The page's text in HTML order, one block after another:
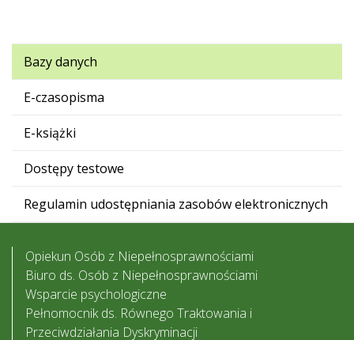
Bazy danych
E-czasopisma
E-książki
Dostępy testowe
Regulamin udostępniania zasobów elektronicznych
Opiekun Osób z Niepełnosprawnościami
Biuro ds. Osób z Niepełnosprawnościami
Wsparcie psychologiczne
Pełnomocnik ds. Równego Traktowania i
Przeciwdziałania Dyskryminacji